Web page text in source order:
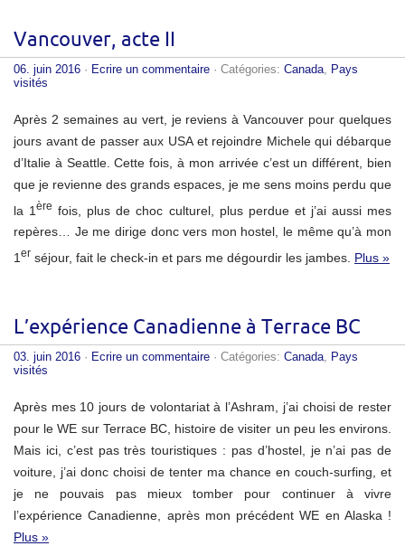
Vancouver, acte II
06. juin 2016 · Ecrire un commentaire · Catégories: Canada Pays
visités
Après 2 semaines au vert, je reviens à Vancouver pour quelques
jours avant de passer aux USA et rejoindre Michele qui débarque
d’Italie à Seattle. Cette fois, à mon arrivée c’est un différent, bien
que je revienne des grands espaces, je me sens moins perdu que
la 1ère fois, plus de choc culturel, plus perdue et j’ai aussi mes
repères… Je me dirige donc vers mon hostel, le même qu’à mon
1 er séjour, fait le check-in et pars me dégourdir les jambes. Plus »
L’expérience Canadienne à Terrace BC
03. juin 2016 · Ecrire un commentaire · Catégories: Canada, Pays
visités
Après mes 10 jours de volontariat à l’Ashram, j’ai choisi de rester
pour le WE sur Terrace BC, histoire de visiter un peu les environs.
Mais ici, c’est pas très touristiques : pas d’hostel, je n’ai pas de
voiture, j’ai donc choisi de tenter ma chance en couch-surfing, et
je ne pouvais pas mieux tomber pour continuer à vivre
l’expérience Canadienne, après mon précédent WE en Alaska !
Plus »